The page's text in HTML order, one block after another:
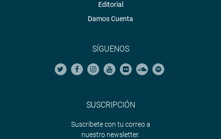
Editorial
Damos Cuenta
SÍGUENOS
SUSCRIPCIÓN
Suscríbete con tu correo a
nuestro newsletter.